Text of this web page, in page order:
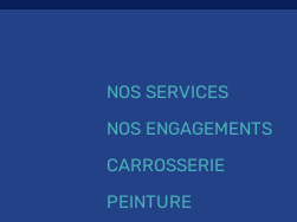
NOS SERVICES
NOS ENGAGEMENTS
CARROSSERIE
PEINTURE